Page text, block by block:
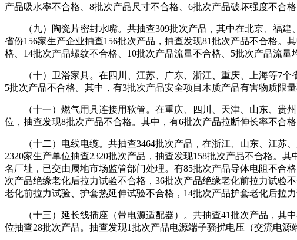
产品吸水率不合格、8批次产品尺寸不合格、6批次产品破坏强度不合
（九）陶瓷片密封水嘴。共抽查309批次产品，其中在北京、福建
省份156家生产企业抽查156批次产品，抽查发现81批次产品不合格。
格、14批次产品螺纹不合格、10批次产品流量不合格、5批次产品流量
（十）卫浴家具。在四川、江苏、广东、浙江、重庆、上海等7个
5批次产品不合格。其中，有3批次产品安全项目木质产品有害物质限
（十一）燃气用具连接用软管。在重庆、四川、天津、山东、贵州
位，抽查发现8批次产品不合格。其中，有6批次产品拉断伸长率不合
（十二）电线电缆。共抽查3464批次产品，在浙江、山东、江苏、
2320家生产单位抽查2320批次产品，抽查发现158批次产品不合格。
名厂址，已交由属地市场监管部门处理。有85批次产品导体电阻不合
次产品绝缘老化后拉力试验不合格，36批次产品绝缘老化前拉力试验
老化前拉力试验、护套热延伸试验不合格，14批次产品护套老化后拉
（十三）延长线插座（带电源适配器）。共抽查41批次产品，其中
位抽查28批次产品。抽查发现1批次产品电源端子骚扰电压（交流电源